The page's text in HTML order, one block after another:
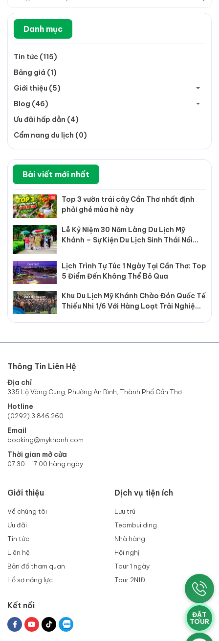
Danh mục
Tin tức (115)
Bảng giá (1)
Giới thiệu (5)
Blog (46)
Ưu đãi hấp dẫn (4)
Cẩm nang du lịch (0)
Bài viết mới nhất
Top 3 vườn trái cây Cần Thơ nhất định
phải ghé mùa hè này
Lễ Kỷ Niệm 30 Năm Làng Du Lịch Mỹ
Khánh – Sự Kiện Du Lịch Sinh Thái Nổi
Lịch Trình Tự Túc 1 Ngày Tại Cần Thơ: Top
5 Điểm Đến Không Thể Bỏ Qua
Khu Du Lịch Mỹ Khánh Chào Đón Quốc Tế
Thiếu Nhi 1/6 Với Hàng Loạt Trải Nghiệm
Thông Tin Liên Hệ
Địa chỉ
335 Lộ Vòng Cung, Phường An Bình, Thành Phố Cần Thơ
Hotline
(0292) 3 846.260
Email
booking@mykhanh.com
Thời gian mở cửa
07:30 - 17:00 hàng ngày
Giới thiệu
Về chúng tôi
Ưu đãi
Tin tức
Liên hệ
Bản đồ tham quan
Hồ sơ năng lực
Dịch vụ tiện ích
Lưu trú
Teambuilding
Nhà hàng
Hội nghị
Tour 1 ngày
Tour 2N1Đ
Kết nối
ĐẶT
TOUR